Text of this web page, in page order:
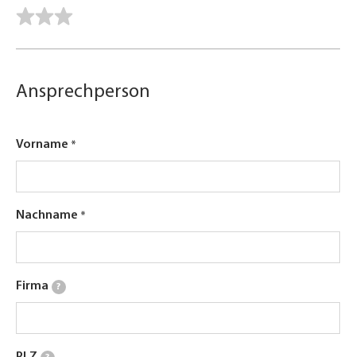
Ansprechperson
Vorname
Nachname
Firma ?